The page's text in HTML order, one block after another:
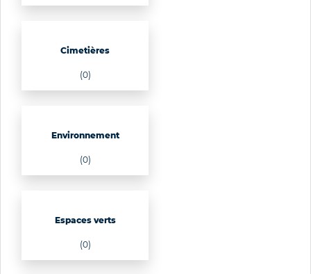
Cimetières
(0)
Environnement
(0)
Espaces verts
(0)